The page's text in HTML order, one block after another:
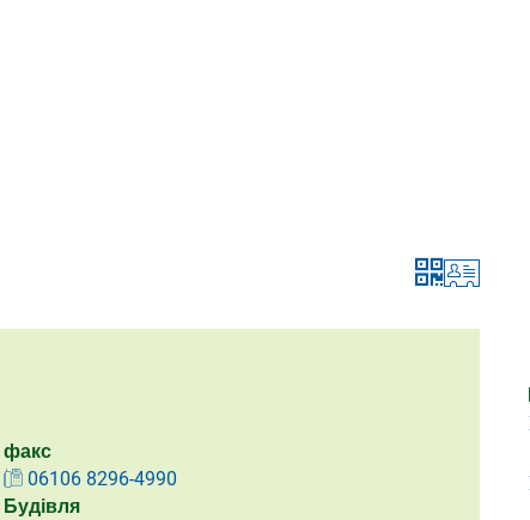
факс
06106 8296-4990
Будівля